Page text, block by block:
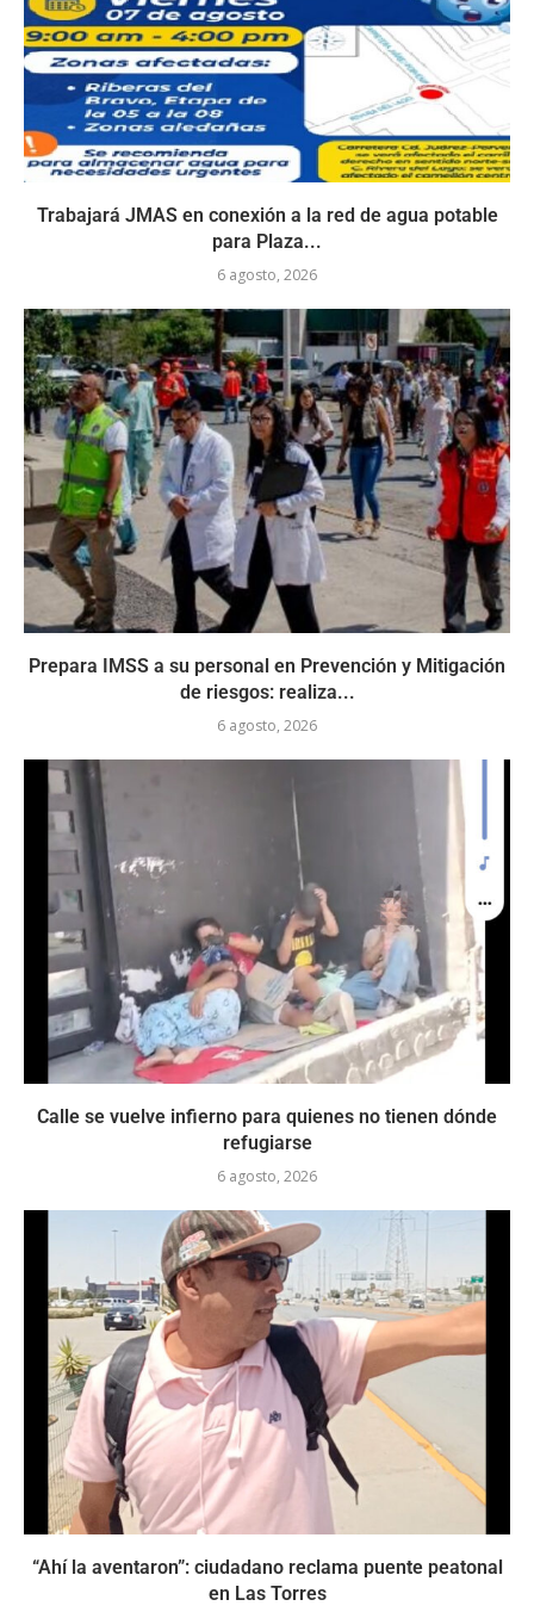
Trabajará JMAS en conexión a la red de agua potable
para Plaza...
6 agosto, 2026
Prepara IMSS a su personal en Prevención y Mitigación
de riesgos: realiza...
6 agosto, 2026
Calle se vuelve infierno para quienes no tienen dónde
refugiarse
6 agosto, 2026
“Ahí la aventaron”: ciudadano reclama puente peatonal
en Las Torres